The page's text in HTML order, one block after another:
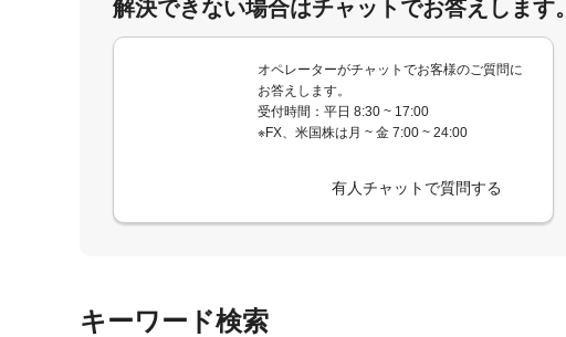
解決できない場合はチャットでお答えします。
オペレーターがチャットでお客様のご質問に
お答えします。
受付時間：平日 8:30 ~ 17:00
※FX、米国株は月 ~ 金 7:00 ~ 24:00
有人チャットで質問する
キーワード検索